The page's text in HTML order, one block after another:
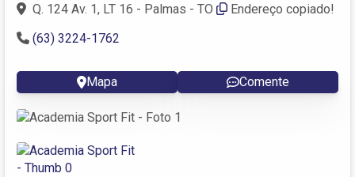
Q. 124 Av. 1, LT 16 - Palmas - TO
Endereço copiado!
(63) 3224-1762
Mapa Comente